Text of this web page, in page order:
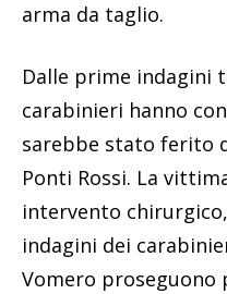
arma da taglio.
Dalle prime indagini
carabinieri hanno
sarebbe stato ferito
Ponti Rossi. La
intervento
indagini dei
Vomero proseguono